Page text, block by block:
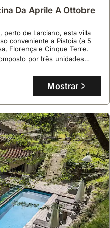
Città
villa de 3 quartos oferece
e fica a 10 quilómetros da
15 pessoas e dispõe de
com lareira exterior e
livre.
Mostrar
Casa Toscana, Vista E Piscina Da Aprile A Ottobre
perto de Larciano, esta villa
conveniente a Pistoia (a 5
Florença e Cinque Terre.
por três unidades
e dispõe de um jardim
partilhada e oportunidades
Mostrar